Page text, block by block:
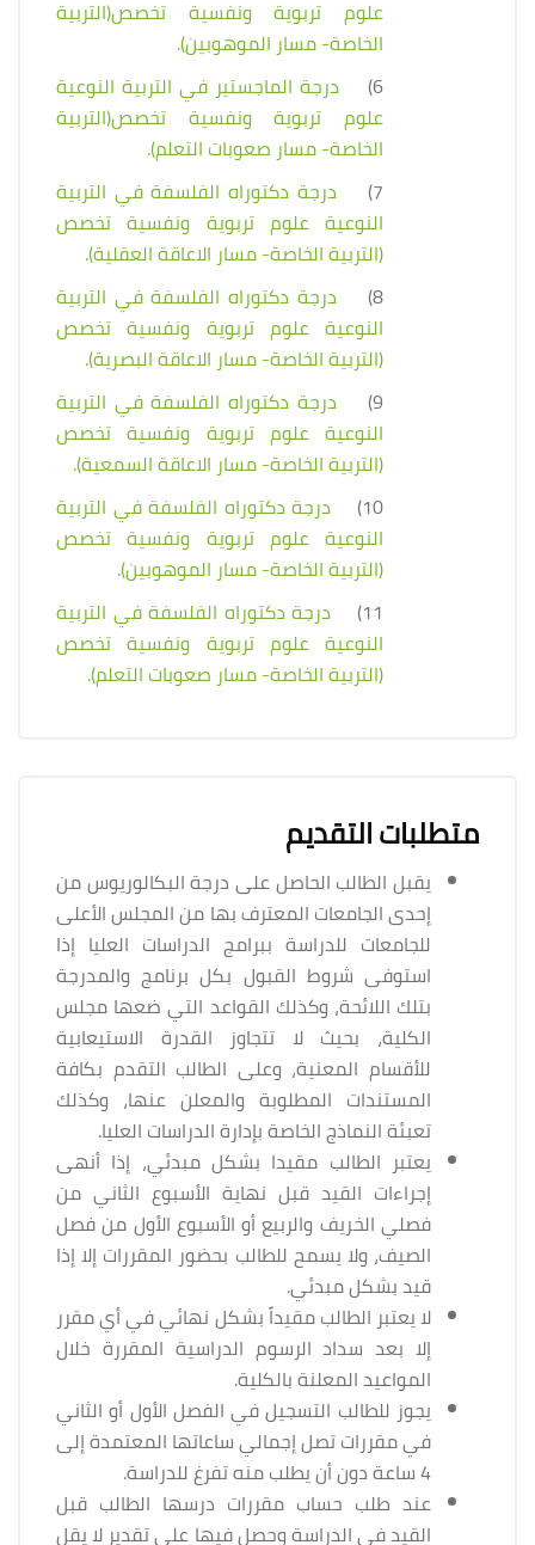
علوم تربوية ونفسية تخصص(التربية
الخاصة- مسار الموهوبين).
6)
درجة الماجستير في التربية النوعية
علوم تربوية ونفسية تخصص(التربية
الخاصة- مسار صعوبات التعلم).
7)
درجة دكتوراه الفلسفة في التربية
النوعية علوم تربوية ونفسية تخصص
(التربية الخاصة- مسار الاعاقة العقلية).
8)
درجة دكتوراه الفلسفة في التربية
النوعية علوم تربوية ونفسية تخصص
(التربية الخاصة- مسار الاعاقة البصرية).
9)
درجة دكتوراه الفلسفة في التربية
النوعية علوم تربوية ونفسية تخصص
(التربية الخاصة- مسار الاعاقة السمعية).
10)
درجة دكتوراه الفلسفة في التربية
النوعية علوم تربوية ونفسية تخصص
(التربية الخاصة- مسار الموهوبين).
11)
درجة دكتوراه الفلسفة في التربية
النوعية علوم تربوية ونفسية تخصص
(التربية الخاصة- مسار صعوبات التعلم).
متطلبات التقديم
يقبل الطالب الحاصل على درجة البكالوريوس من
إحدى الجامعات المعترف بها من المجلس الأعلى
للجامعات للدراسة ببرامج الدراسات العليا إذا
استوفى شروط القبول بكل برنامج والمدرجة
بتلك اللائحة، وكذلك القواعد التي ضعها مجلس
الكلية، بحيث لا تتجاوز القدرة الاستيعابية
للأقسام المعنية، وعلى الطالب التقدم بكافة
المستندات المطلوبة والمعلن عنها، وكذلك
تعبئة النماذج الخاصة بإدارة الدراسات العليا.
يعتبر الطالب مقيدا بشكل مبدئي، إذا أنهى
إجراءات القيد قبل نهاية الأسبوع الثاني من
فصلي الخريف والربيع أو الأسبوع الأول من فصل
الصيف، ولا يسمح للطالب بحضور المقررات إلا إذا
قيد بشكل مبدئي.
لا يعتبر الطالب مقيداً بشكل نهائي في أي مقرر
إلا بعد سداد الرسوم الدراسية المقررة خلال
المواعيد المعلنة بالكلية.
يجوز للطالب التسجيل في الفصل الأول أو الثاني
في مقررات تصل إجمالي ساعاتها المعتمدة إلى
4 ساعة دون أن يطلب منه تفرغ للدراسة.
عند طلب حساب مقررات درسها الطالب قبل
القيد في الدراسة وحصل فيها على تقدير لا يقل